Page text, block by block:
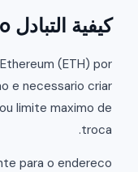
كيفية التبادل Ethereum por Monero
(ETH) por
e necessario criar
limite maximo de
troca.
para o endereco